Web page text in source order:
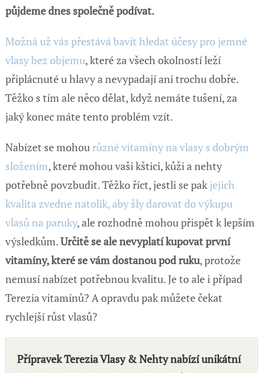
půjdeme dnes společně podívat.
Možná už vás přestává bavit hledat účesy pro jemné
vlasy bez objemu, které za všech okolností leží
připlácnuté u hlavy a nevypadají ani trochu dobře.
Těžko s tím ale něco dělat, když nemáte tušení, za
jaký konec máte tento problém vzít.
Nabízet se mohou různé vitamíny na vlasy s dobrým
složením, které mohou vaši kštici, kůži a nehty
potřebně povzbudit. Těžko říct, jestli se pak jejich
kvalita zvedne natolik, aby šly darovat do výkupu
vlasů na paruky, ale rozhodně mohou přispět k lepším
výsledkům.Určitě se ale nevyplatí kupovat první
vitamíny, které se vám dostanou pod ruku, protože
nemusí nabízet potřebnou kvalitu. Je to ale i případ
Terezia vitamínů? A opravdu pak můžete čekat
rychlejší růst vlasů?
Přípravek Terezia Vlasy & Nehty nabízí unikátní